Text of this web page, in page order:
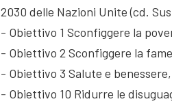
2030 delle Nazioni Unite (cd.
- Obiettivo 1 Sconfiggere la
- Obiettivo 2 Sconfiggere la
- Obiettivo 3 Salute e benessere,
- Obiettivo 10 Ridurre le